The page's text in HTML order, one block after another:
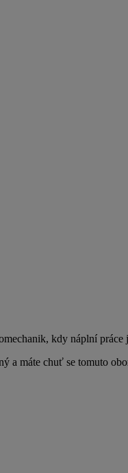
kdy náplní
a máte chuť se tomuto